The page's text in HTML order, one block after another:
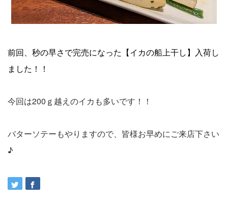
前回、秒の早さで完売になった【イカの船上干し】入荷し
ました！！
今回は200ｇ越えのイカも多いです！！
バターソテーもやりますので、皆様お早めにご来店下さい
♪